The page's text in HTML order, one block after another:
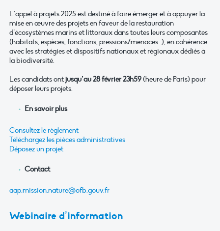
L’appel à projets 2025 est destiné à faire émerger et à appuyer la
mise en œuvre des projets en faveur de la restauration
d’écosystèmes marins et littoraux dans toutes leurs composantes
(habitats, espèces, fonctions, pressions/menaces…), en cohérence
avec les stratégies et dispositifs nationaux et régionaux dédiés à
la biodiversité.
Les candidats ontjusqu’au 28 février 23h59(heure de Paris) pour
déposer leurs projets.
En savoir plus
Consultez le règlement
Téléchargez les pièces administratives
Déposez un projet
Contact
aap.mission.nature@ofb.gouv.fr
Webinaire d’information